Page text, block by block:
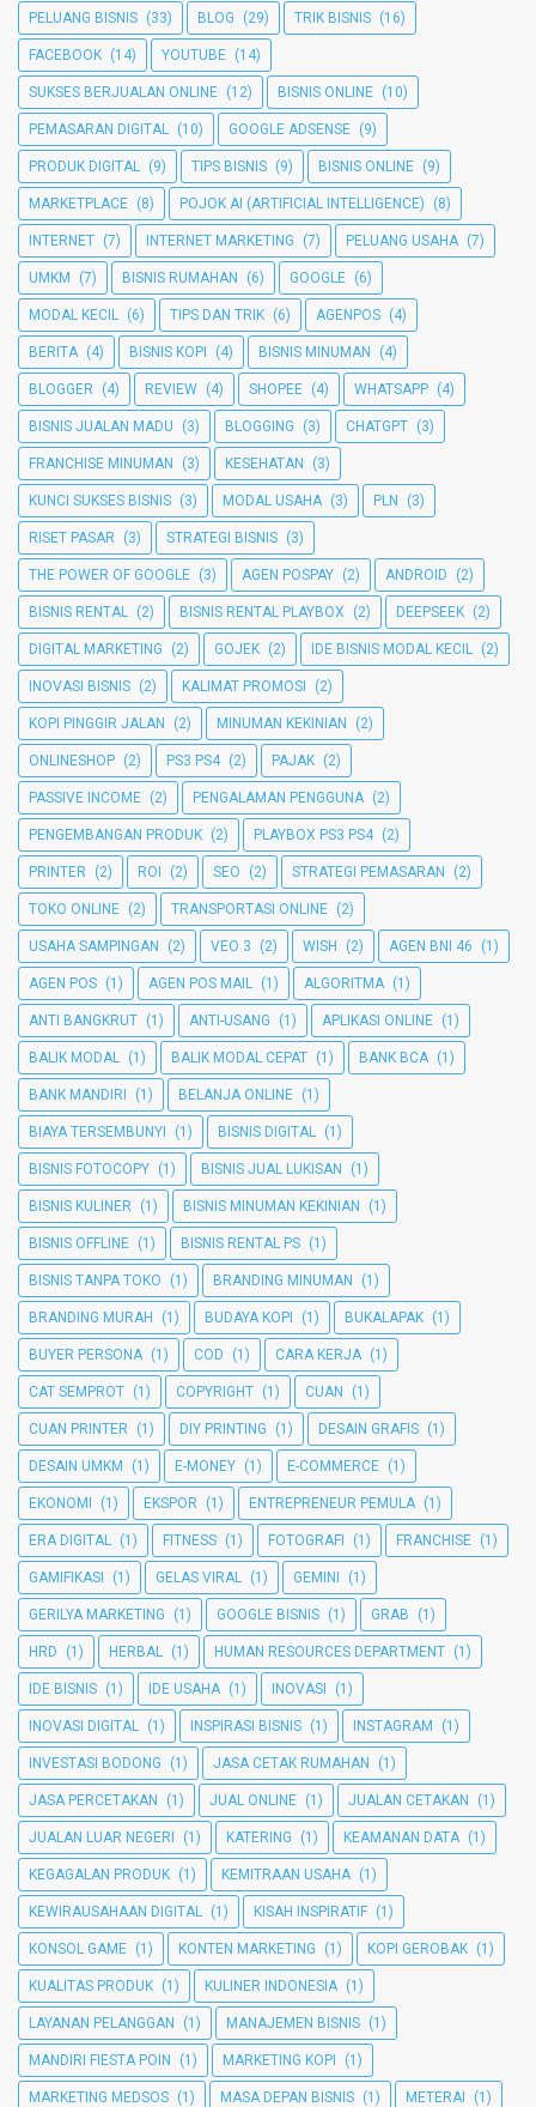
PELUANG BISNIS (33) BLOG (29) TRIK BISNIS (16)
FACEBOOK (14) YOUTUBE (14)
SUKSES BERJUALAN ONLINE (12) BISNIS ONLINE (10)
PEMASARAN DIGITAL (10) GOOGLE ADSENSE (9)
PRODUK DIGITAL (9) TIPS BISNIS (9) BISNIS ONLINE (9)
MARKETPLACE (8) POJOK AI (ARTIFICIAL INTELLIGENCE) (8)
INTERNET (7) INTERNET MARKETING (7) PELUANG USAHA (7)
UMKM (7) BISNIS RUMAHAN (6) GOOGLE (6)
MODAL KECIL (6) TIPS DAN TRIK (6) AGENPOS (4)
BERITA (4) BISNIS KOPI (4) BISNIS MINUMAN (4)
BLOGGER (4) REVIEW (4) SHOPEE (4) WHATSAPP (4)
BISNIS JUALAN MADU (3) BLOGGING (3) CHATGPT (3)
FRANCHISE MINUMAN (3) KESEHATAN (3)
KUNCI SUKSES BISNIS (3) MODAL USAHA (3) PLN (3)
RISET PASAR (3) STRATEGI BISNIS (3)
THE POWER OF GOOGLE (3) AGEN POSPAY (2) ANDROID (2)
BISNIS RENTAL (2) BISNIS RENTAL PLAYBOX (2) DEEPSEEK (2)
DIGITAL MARKETING (2) GOJEK (2) IDE BISNIS MODAL KECIL (2)
INOVASI BISNIS (2) KALIMAT PROMOSI (2)
KOPI PINGGIR JALAN (2) MINUMAN KEKINIAN (2)
ONLINESHOP (2) PS3 PS4 (2) PAJAK (2)
PASSIVE INCOME (2) PENGALAMAN PENGGUNA (2)
PENGEMBANGAN PRODUK (2) PLAYBOX PS3 PS4 (2)
PRINTER (2) ROI (2) SEO (2) STRATEGI PEMASARAN (2)
TOKO ONLINE (2) TRANSPORTASI ONLINE (2)
USAHA SAMPINGAN (2) VEO 3 (2) WISH (2) AGEN BNI 46 (1)
AGEN POS (1) AGEN POS MAIL (1) ALGORITMA (1)
ANTI BANGKRUT (1) ANTI-USANG (1) APLIKASI ONLINE (1)
BALIK MODAL (1) BALIK MODAL CEPAT (1) BANK BCA (1)
BANK MANDIRI (1) BELANJA ONLINE (1)
BIAYA TERSEMBUNYI (1) BISNIS DIGITAL (1)
BISNIS FOTOCOPY (1) BISNIS JUAL LUKISAN (1)
BISNIS KULINER (1) BISNIS MINUMAN KEKINIAN (1)
BISNIS OFFLINE (1) BISNIS RENTAL PS (1)
BISNIS TANPA TOKO (1) BRANDING MINUMAN (1)
BRANDING MURAH (1) BUDAYA KOPI (1) BUKALAPAK (1)
BUYER PERSONA (1) COD (1) CARA KERJA (1)
CAT SEMPROT (1) COPYRIGHT (1) CUAN (1)
CUAN PRINTER (1) DIY PRINTING (1) DESAIN GRAFIS (1)
DESAIN UMKM (1) E-MONEY (1) E-COMMERCE (1)
EKONOMI (1) EKSPOR (1) ENTREPRENEUR PEMULA (1)
ERA DIGITAL (1) FITNESS (1) FOTOGRAFI (1) FRANCHISE (1)
GAMIFIKASI (1) GELAS VIRAL (1) GEMINI (1)
GERILYA MARKETING (1) GOOGLE BISNIS (1) GRAB (1)
HRD (1) HERBAL (1) HUMAN RESOURCES DEPARTMENT (1)
IDE BISNIS (1) IDE USAHA (1) INOVASI (1)
INOVASI DIGITAL (1) INSPIRASI BISNIS (1) INSTAGRAM (1)
INVESTASI BODONG (1) JASA CETAK RUMAHAN (1)
JASA PERCETAKAN (1) JUAL ONLINE (1) JUALAN CETAKAN (1)
JUALAN LUAR NEGERI (1) KATERING (1) KEAMANAN DATA (1)
KEGAGALAN PRODUK (1) KEMITRAAN USAHA (1)
KEWIRAUSAHAAN DIGITAL (1) KISAH INSPIRATIF (1)
KONSOL GAME (1) KONTEN MARKETING (1) KOPI GEROBAK (1)
KUALITAS PRODUK (1) KULINER INDONESIA (1)
LAYANAN PELANGGAN (1) MANAJEMEN BISNIS (1)
MANDIRI FIESTA POIN (1) MARKETING KOPI (1)
MARKETING MEDSOS (1) MASA DEPAN BISNIS (1) METERAI (1)